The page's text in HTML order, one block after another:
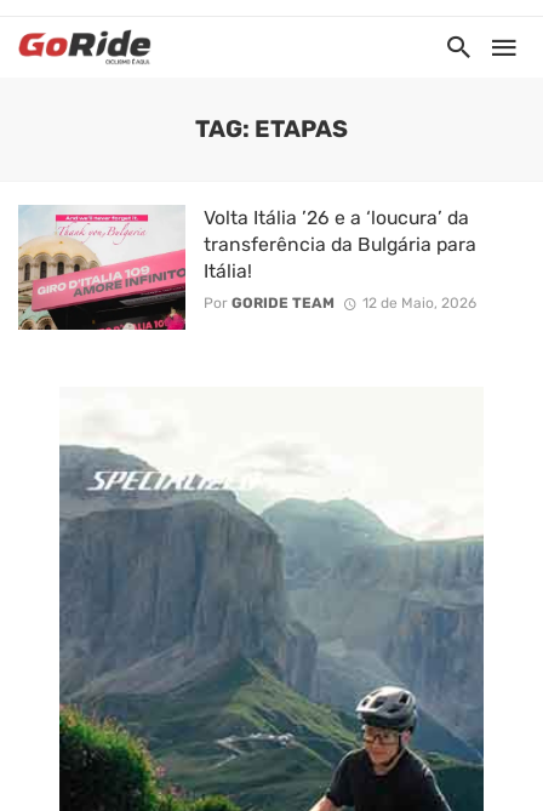
TAG: ETAPAS
Volta Itália ’26 e a ‘loucura’ da
transferência da Bulgária para
Itália!
Por GORIDE TEAM 12 de Maio, 2026